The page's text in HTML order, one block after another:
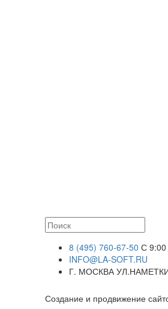
8 (495) 760-67-50 С
INFO@LA-SOFT.RU
Г. МОСКВА
Создание и продвижение